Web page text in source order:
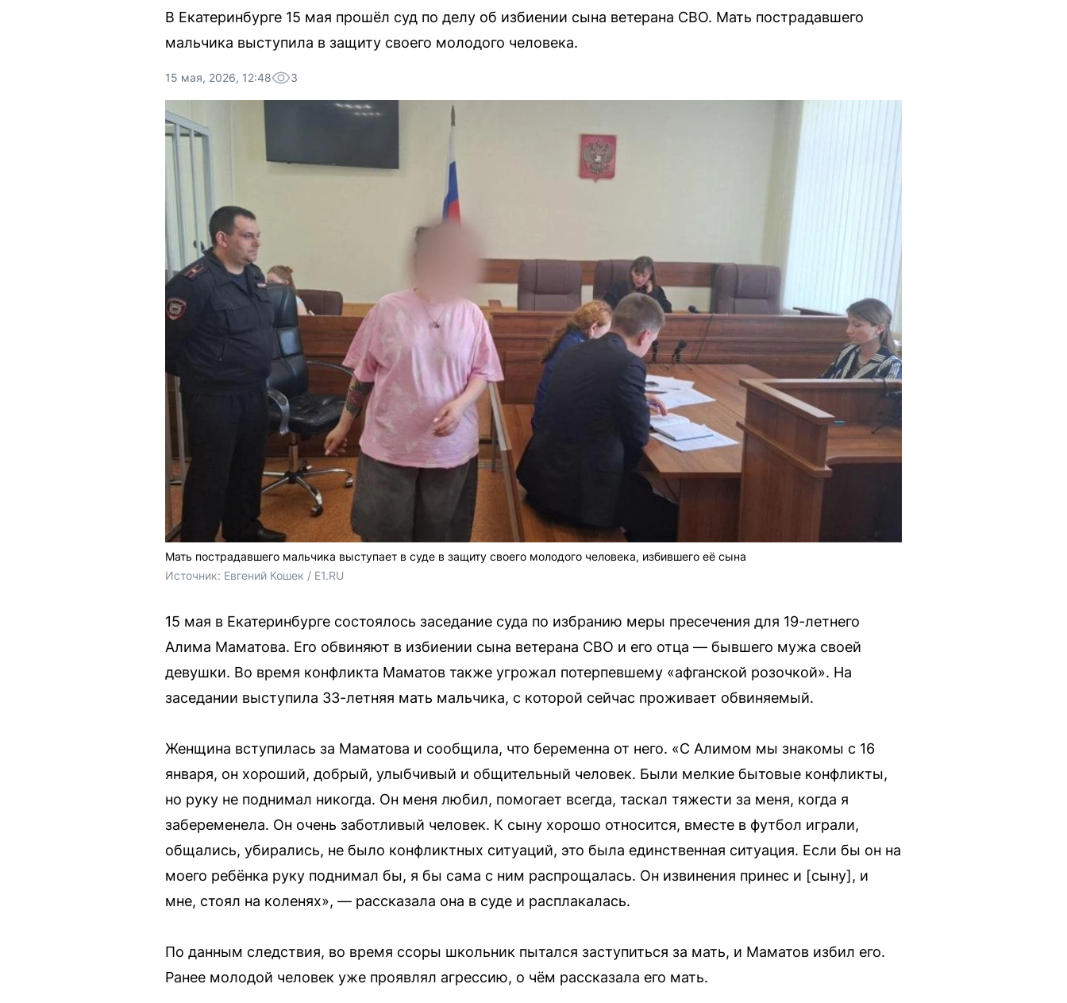
В Екатеринбурге 15 мая прошёл суд по делу об избиении сына ветерана СВО. Мать пострадавшего
мальчика выступила в защиту своего молодого человека.
15 мая, 2026, 12:48 3
Мать пострадавшего мальчика выступает в суде в защиту своего молодого человека, избившего её сына
Источник: Евгений Кошек / E1.RU
15 мая в Екатеринбурге состоялось заседание суда по избранию меры пресечения для 19-летнего
Алима Маматова. Его обвиняют в избиении сына ветерана СВО и его отца — бывшего мужа своей
девушки. Во время конфликта Маматов также угрожал потерпевшему «афганской розочкой». На
заседании выступила 33-летняя мать мальчика, с которой сейчас проживает обвиняемый.
Женщина вступилась за Маматова и сообщила, что беременна от него. «С Алимом мы знакомы с 16
января, он хороший, добрый, улыбчивый и общительный человек. Были мелкие бытовые конфликты,
но руку не поднимал никогда. Он меня любил, помогает всегда, таскал тяжести за меня, когда я
забеременела. Он очень заботливый человек. К сыну хорошо относится, вместе в футбол играли,
общались, убирались, не было конфликтных ситуаций, это была единственная ситуация. Если бы он на
моего ребёнка руку поднимал бы, я бы сама с ним распрощалась. Он извинения принес и [сыну], и
мне, стоял на коленях», — рассказала она в суде и расплакалась.
По данным следствия, во время ссоры школьник пытался заступиться за мать, и Маматов избил его.
Ранее молодой человек уже проявлял агрессию, о чём рассказала его мать.